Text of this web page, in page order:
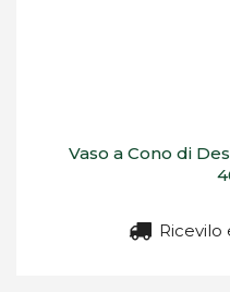
Vaso a Cono di
Ricevilo